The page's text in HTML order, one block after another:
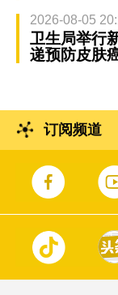
2026-08-05
卫生局举行
递预防皮肤
订阅频道